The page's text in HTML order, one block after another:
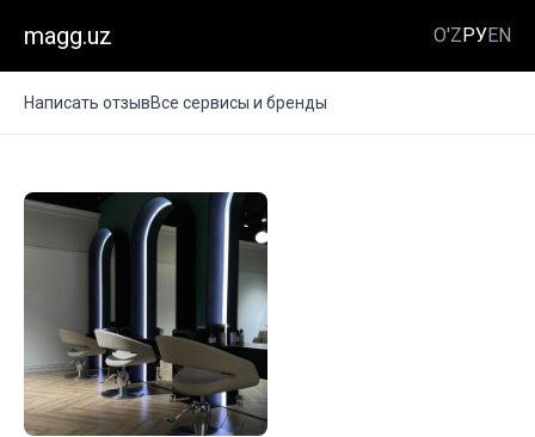
magg.uz O'ZРУEN
Написать отзывВсе сервисы и бренды